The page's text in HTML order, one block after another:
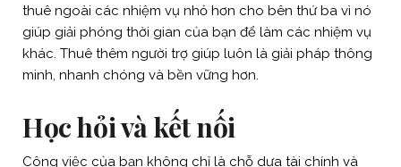
thuê ngoài các nhiệm vụ nhỏ hơn cho bên thứ ba vì nó
giúp giải phóng thời gian của bạn để làm các nhiệm vụ
khác. Thuê thêm người trợ giúp luôn là giải pháp thông
minh, nhanh chóng và bền vững hơn.
Học hỏi và kết nối
Công việc của bạn không chỉ là chỗ dựa tài chính và